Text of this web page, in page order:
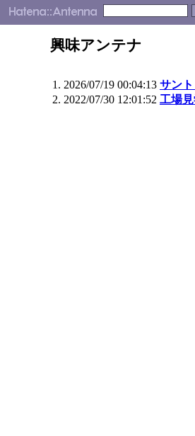
興味アンテナ
2026/07/19 00:04:13 サン
2022/07/30 12:01:52 工場